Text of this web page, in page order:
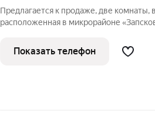
Предлагается к продаже, две комнаты,
расположенная в микрорайоне
вода подведена, тихие соседи
практически не
Показать телефон